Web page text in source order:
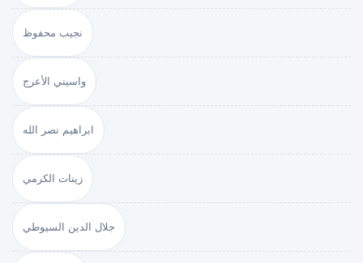
نجيب محفوظ
واسيني الأعرج
ابراهيم نصر الله
زينات الكرمي
جلال الدين السيوطي